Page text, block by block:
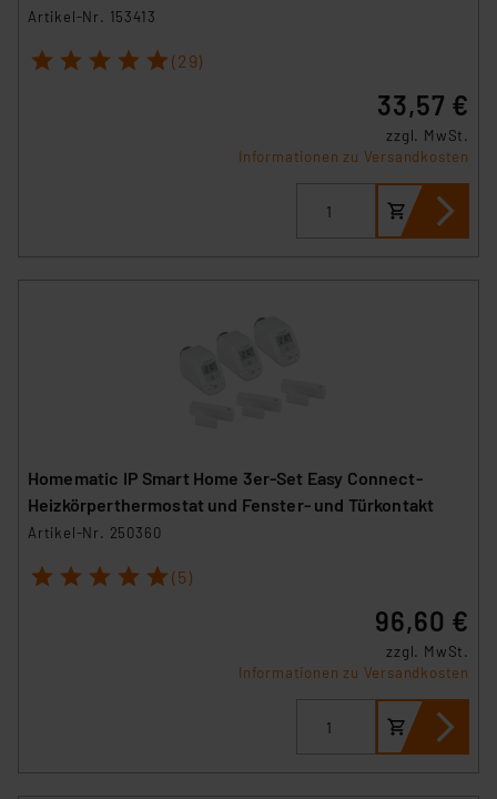
Artikel-Nr. 153413
1 2 3 4 5 (29)
33,57 €
zzgl. MwSt.
Informationen zu Versandkosten
Homematic IP Smart Home 3er-Set Easy Connect-
Heizkörperthermostat und Fenster- und Türkontakt
Artikel-Nr. 250360
1 2 3 4 5 (5)
96,60 €
zzgl. MwSt.
Informationen zu Versandkosten